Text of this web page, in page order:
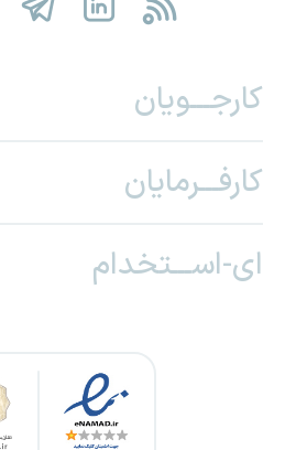
کارجـــویان
کارفـــرمایان
ای-اســـتخدام